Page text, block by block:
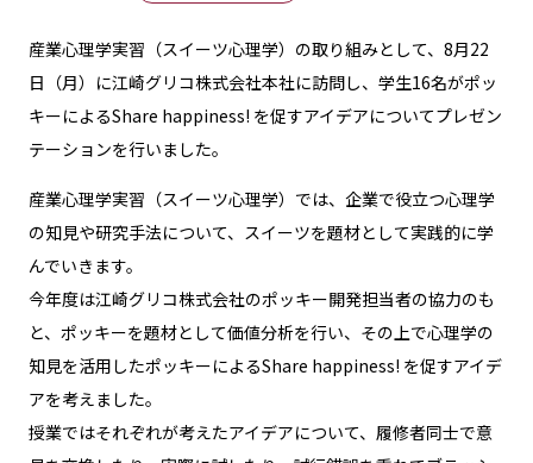
産業心理学実習（スイーツ心理学）の取り組みとして、8月22
日（月）に江崎グリコ株式会社本社に訪問し、学生16名がポッ
キーによるShare happiness! を促すアイデアについてプレゼン
テーションを行いました。
産業心理学実習（スイーツ心理学）では、企業で役立つ心理学
の知見や研究手法について、スイーツを題材として実践的に学
んでいきます。
今年度は江崎グリコ株式会社のポッキー開発担当者の協力のも
と、ポッキーを題材として価値分析を行い、その上で心理学の
知見を活用したポッキーによるShare happiness! を促すアイデ
アを考えました。
授業ではそれぞれが考えたアイデアについて、履修者同士で意